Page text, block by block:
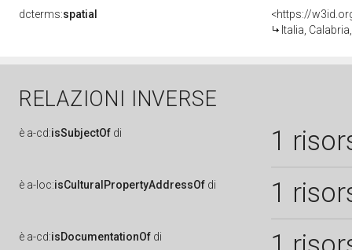
dcterms:spatial
<https://
Italia,
RELAZIONI INVERSE
è a-cd:isSubjectOf di 1
è a-loc:isCulturalPropertyAddressOf di 1
è a-cd:isDocumentationOf di